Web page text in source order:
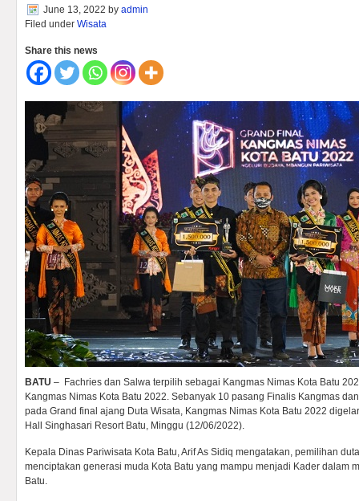
June 13, 2022 by admin
Filed under Wisata
Share this news
BATU – Fachries dan Salwa terpilih sebagai Kangmas Nimas Kota Batu
Kangmas Nimas Kota Batu 2022. Sebanyak 10 pasang Finalis Kangmas
pada Grand final ajang Duta Wisata, Kangmas Nimas Kota Batu 2022
Hall Singhasari Resort Batu, Minggu (12/06/2022).
Kepala Dinas Pariwisata Kota Batu, Arif As Sidiq mengatakan, pemilihan
menciptakan generasi muda Kota Batu yang mampu menjadi Kader dalam
Batu.